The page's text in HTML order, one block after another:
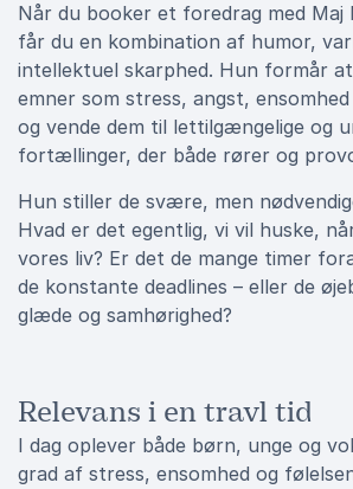
Når du booker et foredrag med Maj
får du en kombination af humor,
intellektuel skarphed. Hun formår
emner som stress, angst,
og vende dem til lettilgængelige og
fortællinger, der både rører og
Hun stiller de svære, men
Hvad er det egentlig, vi vil huske,
vores liv? Er det de mange timer
de konstante deadlines – eller de
glæde og samhørighed?
Relevans i en travl tid
I dag oplever både børn, unge og
grad af stress, ensomhed og